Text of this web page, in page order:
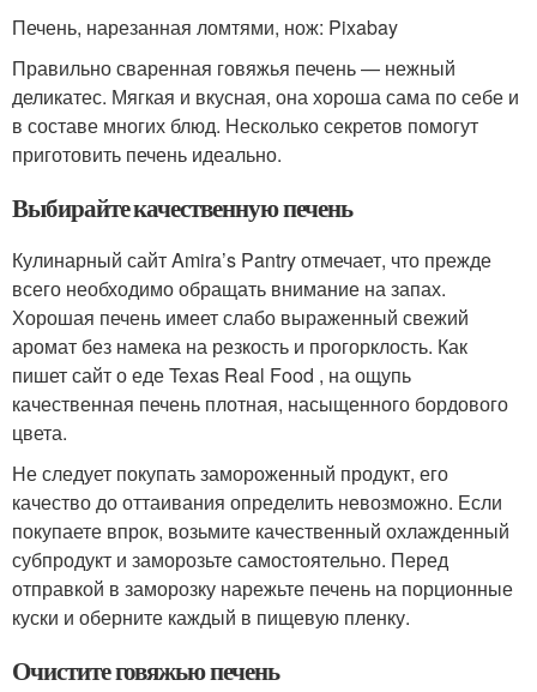
Печень, нарезанная ломтями, нож: Pixabay
Правильно сваренная говяжья печень — нежный
деликатес. Мягкая и вкусная, она хороша сама по себе и
в составе многих блюд. Несколько секретов помогут
приготовить печень идеально.
Выбирайте качественную печень
Кулинарный сайт Amira’s Pantry отмечает, что прежде
всего необходимо обращать внимание на запах.
Хорошая печень имеет слабо выраженный свежий
аромат без намека на резкость и прогорклость. Как
пишет сайт о еде Texas Real Food , на ощупь
качественная печень плотная, насыщенного бордового
цвета.
Не следует покупать замороженный продукт, его
качество до оттаивания определить невозможно. Если
покупаете впрок, возьмите качественный охлажденный
субпродукт и заморозьте самостоятельно. Перед
отправкой в заморозку нарежьте печень на порционные
куски и оберните каждый в пищевую пленку.
Очистите говяжью печень